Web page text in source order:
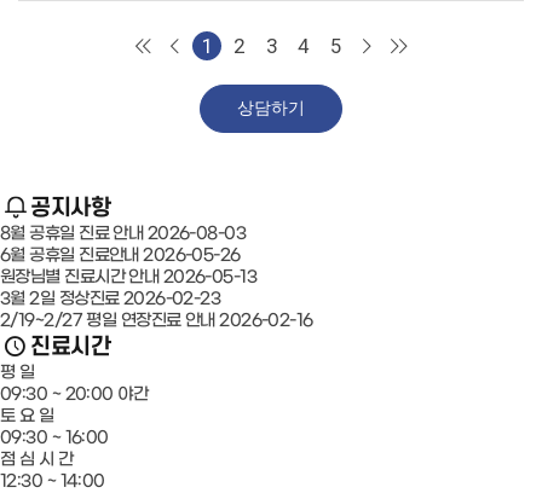
1 2 3 4 5
상담하기
공지사항
8월 공휴일 진료 안내 2026-08-03
6월 공휴일 진료안내2026-05-26
원장님별 진료시간 안내 2026-05-13
3월 2일 정상진료2026-02-23
2/19~2/27 평일 연장진료 안내2026-02-16
진료시간
평 일
09:30 ~ 20:00 야간
토 요 일
09:30 ~ 16:00
점 심 시 간
12:30 ~ 14:00